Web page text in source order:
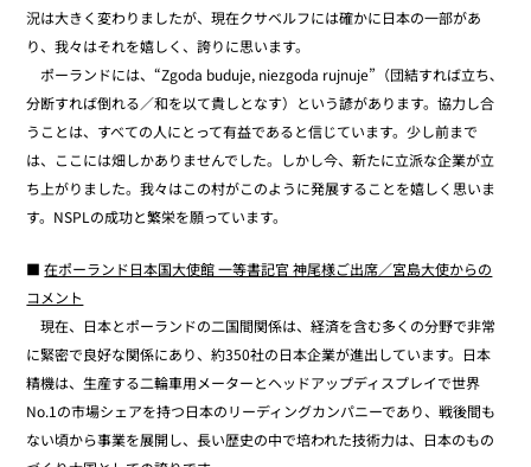
況は大きく変わりましたが、現在クサベルフには確かに日本の一部があ
り、我々はそれを嬉しく、誇りに思います。
ポーランドには、“Zgoda buduje, niezgoda rujnuje”（団結すれば立ち､
分断すれば倒れる／和を以て貴しとなす）という諺があります。協力し合
うことは、すべての人にとって有益であると信じています。少し前まで
は、ここには畑しかありませんでした。しかし今、新たに立派な企業が立
ち上がりました。我々はこの村がこのように発展することを嬉しく思いま
す。NSPLの成功と繁栄を願っています。
■在ポーランド日本国大使館 一等書記官 神尾様ご出席／宮島大使からの
コメント
現在、日本とポーランドの二国間関係は、経済を含む多くの分野で非常
に緊密で良好な関係にあり、約350社の日本企業が進出しています。日本
精機は、生産する二輪車用メーターとヘッドアップディスプレイで世界
No.1の市場シェアを持つ日本のリーディングカンパニーであり、戦後間も
ない頃から事業を展開し、長い歴史の中で培われた技術力は、日本のもの